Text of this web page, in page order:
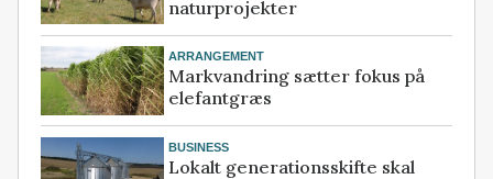
naturprojekter
ARRANGEMENT
Markvandring sætter fokus på
elefantgræs
BUSINESS
Lokalt generationsskifte skal